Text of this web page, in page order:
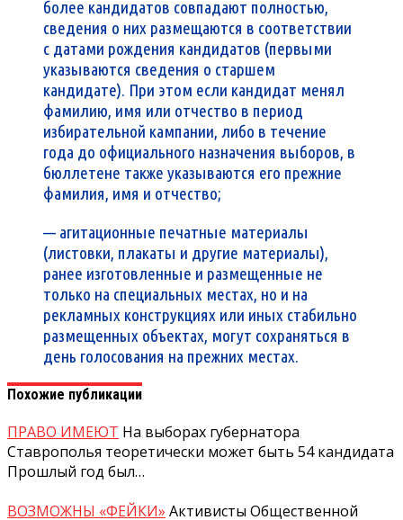
более кандидатов совпадают полностью,
сведения о них размещаются в соответствии
с датами рождения кандидатов (первыми
указываются сведения о старшем
кандидате). При этом если кандидат менял
фамилию, имя или отчество в период
избирательной кампании, либо в течение
года до официального назначения выборов, в
бюллетене также указываются его прежние
фамилия, имя и отчество;
— агитационные печатные материалы
(листовки, плакаты и другие материалы),
ранее изготовленные и размещенные не
только на специальных местах, но и на
рекламных конструкциях или иных стабильно
размещенных объектах, могут сохраняться в
день голосования на прежних местах.
Похожие публикации
ПРАВО ИМЕЮТ На выборах губернатора
Ставрополья теоретически может быть 54 кандидата
Прошлый год был…
ВОЗМОЖНЫ «ФЕЙКИ» Активисты Общественной